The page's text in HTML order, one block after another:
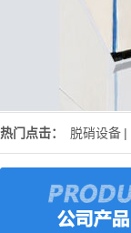
热门点击： 脱硝设备 |